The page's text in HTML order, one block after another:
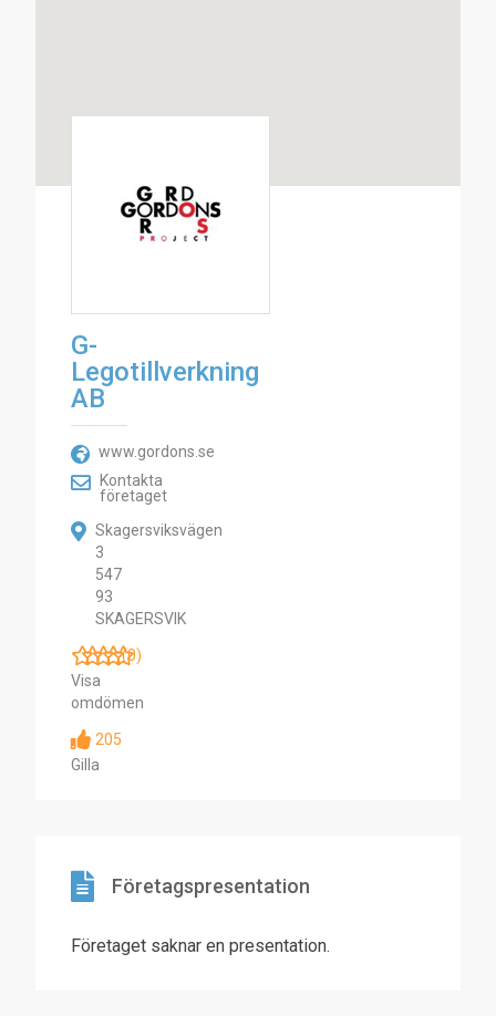
G-
Legotillverkning
AB
www.gordons.se
Kontakta
företaget
Skagersviksvägen
3
547
93
SKAGERSVIK
(0)
Visa
omdömen
205
Gilla
Företagspresentation
Företaget saknar en presentation.